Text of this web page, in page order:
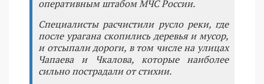
оперативным штабом МЧС России.
Специалисты расчистили русло реки, где
после урагана скопились деревья и мусор,
и отсыпали дороги, в том числе на улицах
Чапаева и Чкалова, которые наиболее
сильно пострадали от стихии.